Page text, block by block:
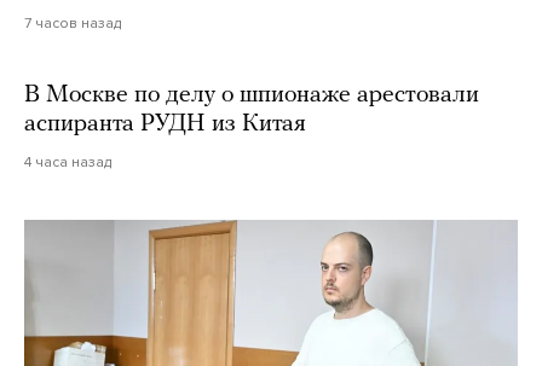
7 часов назад
В Москве по делу о шпионаже арестовали
аспиранта РУДН из Китая
4 часа назад